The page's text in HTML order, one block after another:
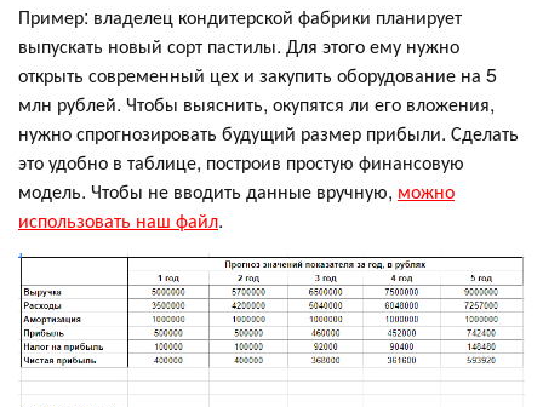
Пример: владелец кондитерской фабрики планирует
выпускать новый сорт пастилы. Для этого ему нужно
открыть современный цех и закупить оборудование на 5
млн рублей. Чтобы выяснить, окупятся ли его вложения,
нужно спрогнозировать будущий размер прибыли. Сделать
это удобно в таблице, построив простую финансовую
модель. Чтобы не вводить данные вручную, можно
использовать наш файл.